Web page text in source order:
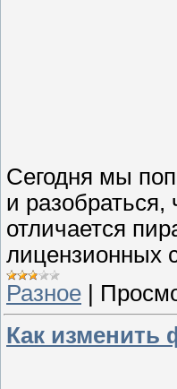
Сегодня мы
и
отличается
лицензионных
Разное |
Как изменить